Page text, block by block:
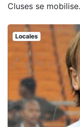
Cluses se mobilise.
Locales